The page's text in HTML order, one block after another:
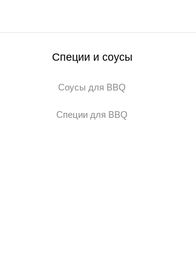
Специи и соусы
Соусы для BBQ
Специи для BBQ